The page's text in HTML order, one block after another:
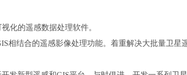
化的遥感数据处理软件。
相结合的遥感影像处理功能。着重解决大批量卫